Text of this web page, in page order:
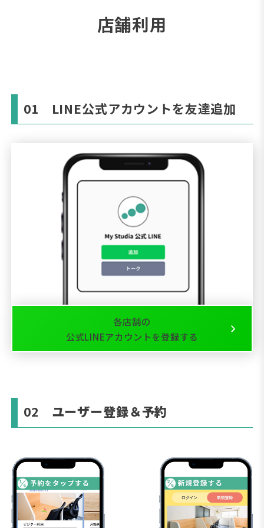
店舗利用
01 LINE公式アカウントを友達追加
各店舗の
公式LINEアカウントを登録する
02 ユーザー登録＆予約